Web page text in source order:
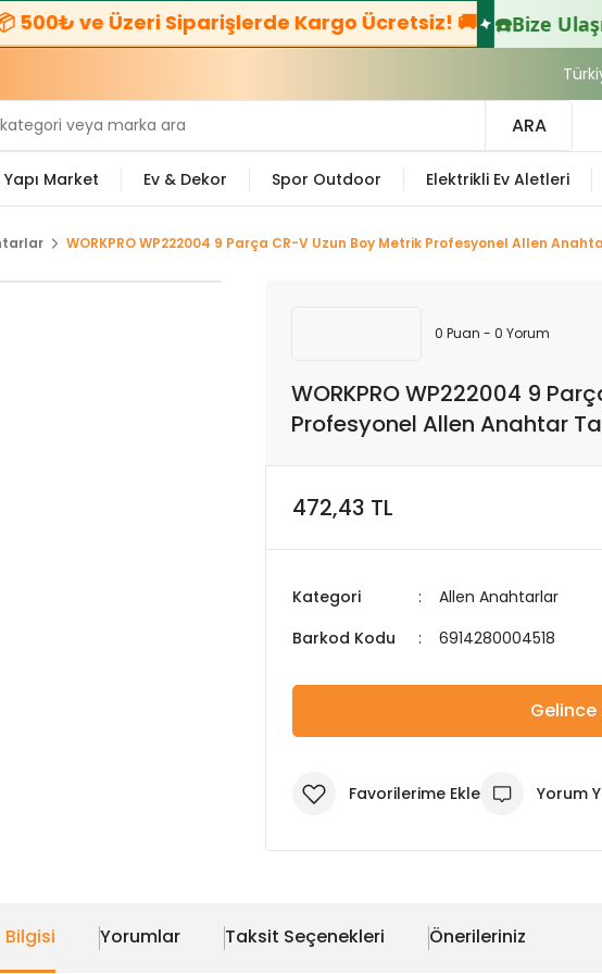
ve Üzeri Siparişlerde Kargo Ücretsiz! 🚚 ☎️ Bize Ulaşın:
ARA
Yapı Market Ev & Dekor Spor Outdoor Elektrikli Ev Aletleri
WORKPRO WP222004 9 Parça CR-V Uzun Boy Metrik Profesyonel Allen
0 Puan - 0 Yorum
WORKPRO WP222004 9
Profesyonel Allen Anahtar
472,43 TL
Kategori
Allen Anahtarlar
Barkod Kodu
6914280004518
Gelince
Yorum
Bilgisi Yorumlar Taksit Seçenekleri Önerileriniz